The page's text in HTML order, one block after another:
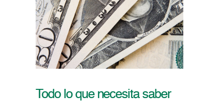
Todo lo que necesita saber